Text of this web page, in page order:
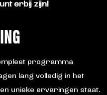
erbij zijn!
programma
lang volledig in het
unieke ervaringen staat.